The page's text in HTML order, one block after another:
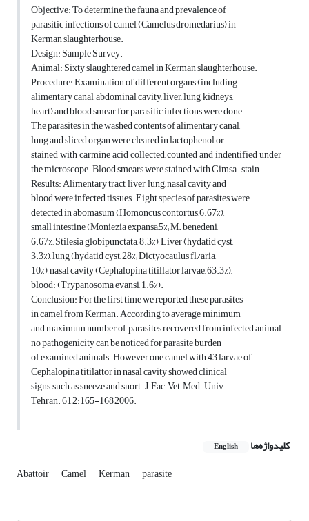
Objective: To determine the fauna and prevalence of
parasitic infections of camel (Camelus dromedarius) in
Kerman slaughterhouse.
Design: Sample Survey.
Animal: Sixty slaughtered camel in Kerman slaughterhouse.
Procedure: Examination of different organs (including
alimentary canal, abdominal cavity, liver, lung, kidneys,
heart) and blood smear for parasitic infections were done.
The parasites in the washed contents of alimentary canal,
lung and sliced organ were cleared in lactophenol or
stained with carmine acid collected, counted and indentified under
the microscope. Blood smears were stained with Gimsa-stain.
Results: Alimentary tract, liver, lung, nasal cavity and
blood were infected tissues. Eight species of parasites were
detected in abomasum (Homoncus contortus;6.67%),
small intestine (Moniezia expansa,5%; M. benedeni,
6.67%; Stilesia globipunctata, 8.3%), Liver (hydatid cyst,
3.3%), lung (hydatid cyst, 28%; Dictyocaulus fl/aria,
10%), nasal cavity (Cephalopina titillator larvae, 63.3%),
blood: (Trypanosoma evansi, 1.6%).
Conclusion: For the first time we reported these parasites
in camel from Kerman. According to average, minimum
and maximum number of parasites recovered from infected animal
no pathogenicity can be noticed for parasite burden
of examined animals. However one camel with 43 larvae of
Cephalopina titilattor in nasal cavity showed clinical
signs, such as sneeze and snort. J.Fac.Vet.Med. Univ.
Tehran. 61,2:165-168,2006.
کلیدواژه‌ها English
Abattoir Camel Kerman parasite